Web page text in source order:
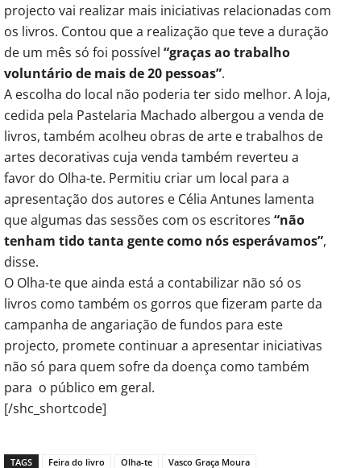
projecto vai realizar mais iniciativas relacionadas com
os livros. Contou que a realização que teve a duração
de um mês só foi possível “graças ao trabalho
voluntário de mais de 20 pessoas”.
A escolha do local não poderia ter sido melhor. A loja,
cedida pela Pastelaria Machado albergou a venda de
livros, também acolheu obras de arte e trabalhos de
artes decorativas cuja venda também reverteu a
favor do Olha-te. Permitiu criar um local para a
apresentação dos autores e Célia Antunes lamenta
que algumas das sessões com os escritores “não
tenham tido tanta gente como nós esperávamos”,
disse.
O Olha-te que ainda está a contabilizar não só os
livros como também os gorros que fizeram parte da
campanha de angariação de fundos para este
projecto, promete continuar a apresentar iniciativas
não só para quem sofre da doença como também
para o público em geral.
[/shc_shortcode]
TAGS Feira do livro Olha-te Vasco Graça Moura